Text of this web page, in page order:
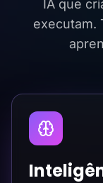
IA que
executam.